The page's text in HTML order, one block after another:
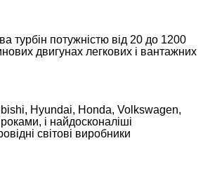
турбін потужністю від 20 до 1200
двигунах легкових і вантажних
Hyundai, Honda, Volkswagen,
і найдосконаліші
світові виробники